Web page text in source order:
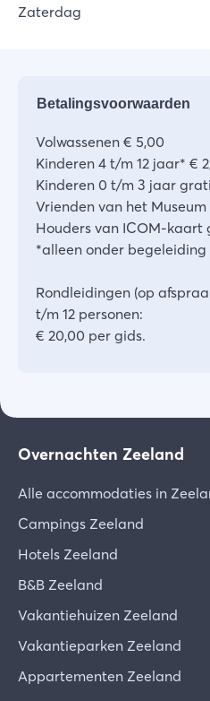
Zaterdag
Betalingsvoorwaarden
Volwassenen € 5,00
Kinderen 4 t/m 12 jaar* €
Kinderen 0 t/m 3 jaar
Vrienden van het
Houders van ICOM-kaart
*alleen onder begeleiding
Rondleidingen (op
t/m 12 personen:
€ 20,00 per gids.
Overnachten Zeeland
Alle accommodaties in
Campings Zeeland
Hotels Zeeland
B&B Zeeland
Vakantiehuizen Zeeland
Vakantieparken Zeeland
Appartementen Zeeland